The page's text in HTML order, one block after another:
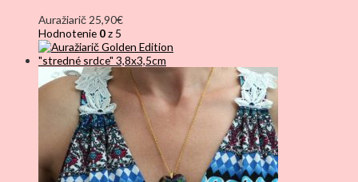
Auražiarič 25,90€
Hodnotenie 0z 5